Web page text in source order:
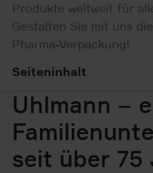
Produkte weltweit für
Gestalten Sie mit uns
Pharma-Verpackung!
Seiteninhalt
Uhlmann –
seit über 75